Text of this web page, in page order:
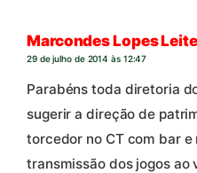
Marcondes Lopes Leite
29 de julho de 2014 às 12:47
Parabéns toda diretoria
sugerir a direção de
torcedor no CT com bar
transmissão dos jogos ao